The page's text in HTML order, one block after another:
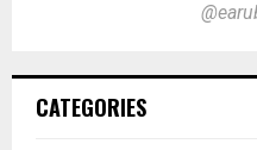
CATEGORIES